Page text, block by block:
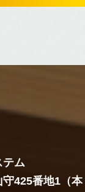
テム
425番地1（本